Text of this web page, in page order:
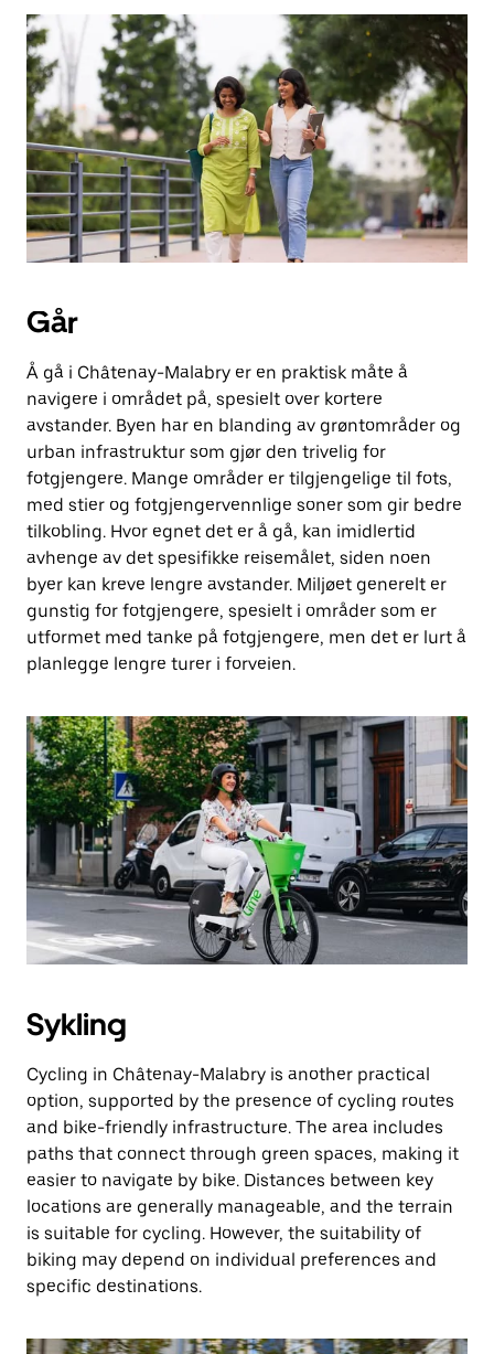
Esc-
knappen
for
å
lukke
kalenderen.
Går
Å gå i Châtenay-Malabry er en praktisk måte å
navigere i området på, spesielt over kortere
avstander. Byen har en blanding av grøntområder og
urban infrastruktur som gjør den trivelig for
fotgjengere. Mange områder er tilgjengelige til fots,
med stier og fotgjengervennlige soner som gir bedre
tilkobling. Hvor egnet det er å gå, kan imidlertid
avhenge av det spesifikke reisemålet, siden noen
byer kan kreve lengre avstander. Miljøet generelt er
gunstig for fotgjengere, spesielt i områder som er
utformet med tanke på fotgjengere, men det er lurt å
planlegge lengre turer i forveien.
Sykling
Cycling in Châtenay-Malabry is another practical
option, supported by the presence of cycling routes
and bike-friendly infrastructure. The area includes
paths that connect through green spaces, making it
easier to navigate by bike. Distances between key
locations are generally manageable, and the terrain
is suitable for cycling. However, the suitability of
biking may depend on individual preferences and
specific destinations.